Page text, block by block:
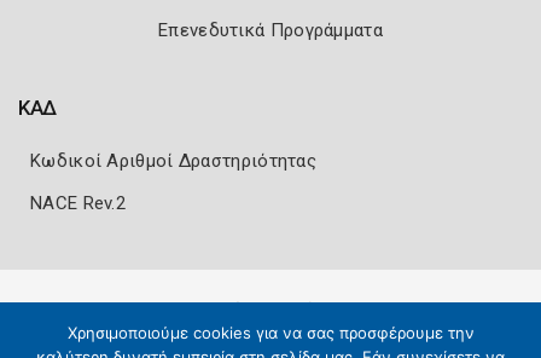
Επενεδυτικά Προγράμματα
ΚΑΔ
Κωδικοί Αριθμοί Δραστηριότητας
NACE Rev.2
Χρησιμοποιούμε cookies για να σας προσφέρουμε την
Copyright 2026 Knowledge A.E.